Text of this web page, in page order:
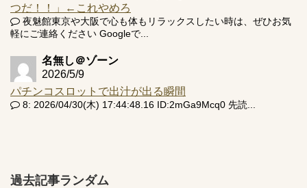
つだ！！」←これやめろ
夜魅館東京や大阪で心も体もリラックスしたい時は、ぜひお気
軽にご連絡ください Googleで...
名無し＠ゾーン
2026/5/9
パチンコスロットで出汁が出る瞬間
8: 2026/04/30(木) 17:44:48.16 ID:2mGa9Mcq0 先読...
過去記事ランダム